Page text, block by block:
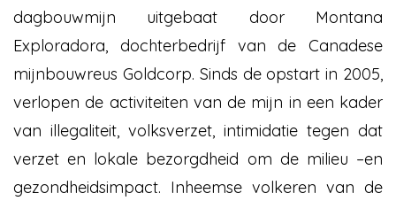
dagbouwmijn uitgebaat door Montana
Exploradora, dochterbedrijf van de Canadese
mijnbouwreus Goldcorp. Sinds de opstart in 2005,
verlopen de activiteiten van de mijn in een kader
van illegaliteit, volksverzet, intimidatie tegen dat
verzet en lokale bezorgdheid om de milieu –en
gezondheidsimpact. Inheemse volkeren van de